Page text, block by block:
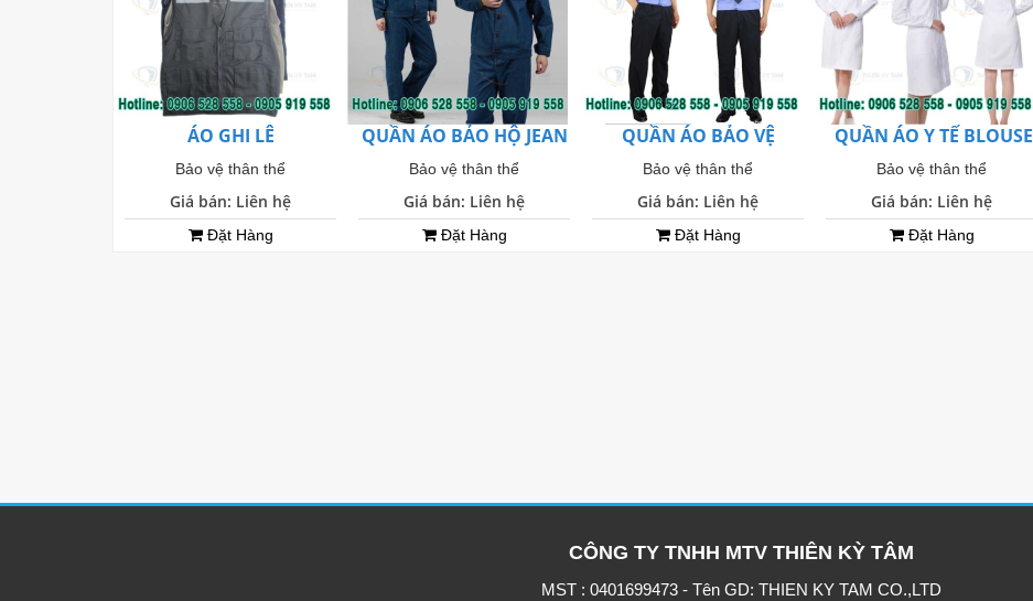
ÁO GHI LÊ
Bảo vệ thân thể
Giá bán: Liên hệ
Đặt Hàng
QUẦN ÁO BẢO HỘ JEAN
Bảo vệ thân thể
Giá bán: Liên hệ
Đặt Hàng
QUẦN ÁO BẢO VỆ
Bảo vệ thân thể
Giá bán: Liên hệ
Đặt Hàng
QUẦN ÁO Y TẾ BLOUSE
Bảo vệ thân thể
Giá bán: Liên hệ
Đặt Hàng
CÔNG TY TNHH MTV THIÊN KỲ TÂM
MST : 0401699473 - Tên GD: THIEN KY TAM CO.,LTD